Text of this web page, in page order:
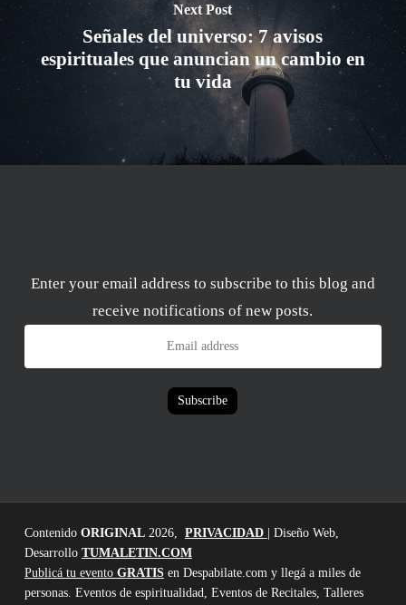
Next Post
Señales del universo: 7 avisos
espirituales que anuncian un cambio en
tu vida
Enter your email address to subscribe to this blog and
receive notifications of new posts.
Email
Subscribe
Contenido ORIGINAL2026, PRIVACIDAD | Diseño Web,
Desarrollo TUMALETIN.COM
Publicá tu evento GRATISen Despabilate.com y llegá a miles de
personas. Eventos de espiritualidad, Eventos de Recitales, Talleres